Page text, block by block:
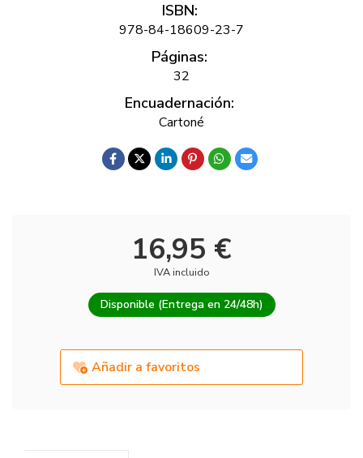
ISBN:
978-84-18609-23-7
Páginas:
32
Encuadernación:
Cartoné
16,95 €
IVA incluido
Disponible (Entrega en 24/48h)
Añadir a favoritos